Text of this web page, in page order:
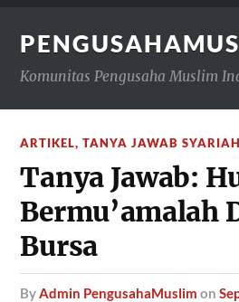
Komunitas Pengusaha Muslim
ARTIKEL,TANYA JAWAB SYARIAH
Tanya Jawab:
Bermu’amalah
Bursa
byAdmin PengusahaMuslim on